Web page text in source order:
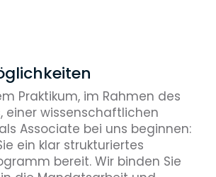
Praktikum, im Rahmen des
einer wissenschaftlichen
Associate bei uns beginnen:
ein klar strukturiertes
bereit. Wir binden Sie